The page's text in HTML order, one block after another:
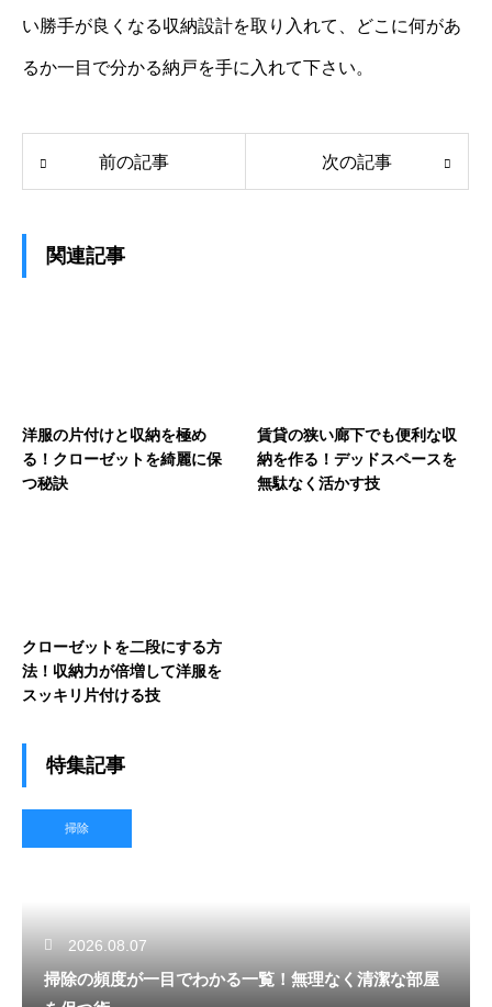
い勝手が良くなる収納設計を取り入れて、どこに何があ
るか一目で分かる納戸を手に入れて下さい。
前の記事 次の記事
関連記事
洋服の片付けと収納を極め
る！クローゼットを綺麗に保
つ秘訣
賃貸の狭い廊下でも便利な収
納を作る！デッドスペースを
無駄なく活かす技
クローゼットを二段にする方
法！収納力が倍増して洋服を
スッキリ片付ける技
特集記事
掃除
2026.08.07
掃除の頻度が一目でわかる一覧！無理なく清潔な部屋